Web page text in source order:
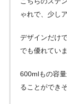
ゃれで、少し
デザインだけ
でも優れていま
600mlもの容
ることができ